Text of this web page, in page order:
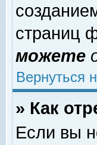
страниц
можете
Вернуться
» Как
Если вы